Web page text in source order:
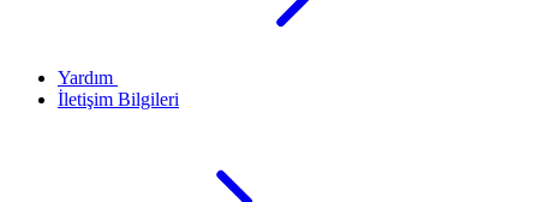
Yardım
İletişim Bilgileri